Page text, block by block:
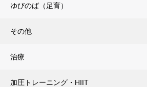
ゆびのば（足育）
その他
治療
加圧トレーニング・HIIT